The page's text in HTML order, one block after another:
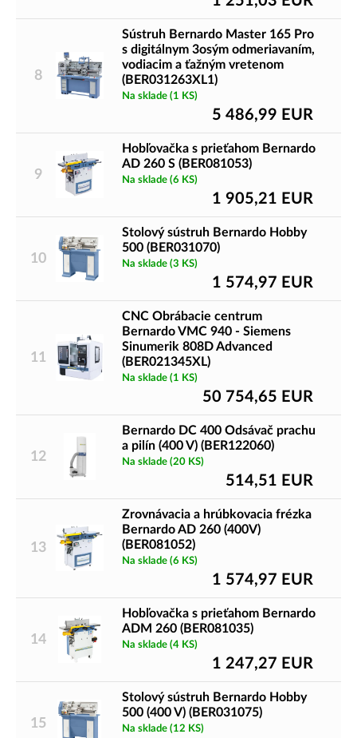
máte akékoľvek otázky, nebojte sa nás kontaktovať.
Súvisiace produkty na výber:
| Akumulátorové hoblíky
8
Sústruh Bernardo Master 165 Pro
s digitálnym 3osým odmeriavaním,
vodiacim a ťažným vretenom
(BER031263XL1)
Na sklade (1 KS)
5 486,99 EUR
9
Hobľovačka s prieťahom Bernardo
AD 260 S (BER081053)
Na sklade (6 KS)
1 905,21 EUR
10
Stolový sústruh Bernardo Hobby
500 (BER031070)
Na sklade (3 KS)
1 574,97 EUR
11
CNC Obrábacie centrum
Bernardo VMC 940 - Siemens
Sinumerik 808D Advanced
(BER021345XL)
Na sklade (1 KS)
50 754,65 EUR
12
Bernardo DC 400 Odsávač prachu
a pilín (400 V) (BER122060)
Na sklade (20 KS)
514,51 EUR
13
Zrovnávacia a hrúbkovacia frézka
Bernardo AD 260 (400V)
(BER081052)
Na sklade (6 KS)
1 574,97 EUR
14
Hobľovačka s prieťahom Bernardo
ADM 260 (BER081035)
Na sklade (4 KS)
1 247,27 EUR
15
Stolový sústruh Bernardo Hobby
500 (400 V) (BER031075)
Na sklade (12 KS)